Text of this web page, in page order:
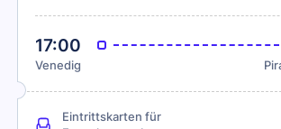
17:00
Venedig
Eintrittskarten für